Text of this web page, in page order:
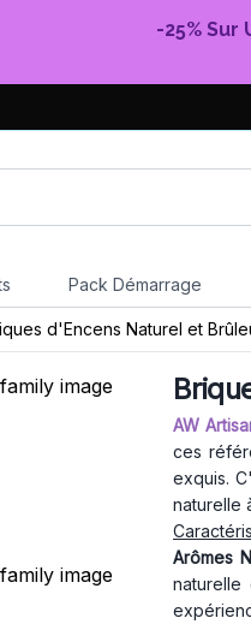
-25% Sur
Pack Démarrage
d'Encens Naturel et
AW
ces
exquis.
naturelle
Arômes
naturelle